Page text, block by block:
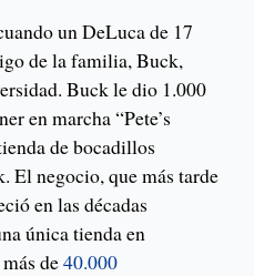
un DeLuca de 17
de la familia, Buck,
Buck le dio 1.000
en marcha “Pete’s
de bocadillos
El negocio, que más tarde
en las décadas
única tienda en
de40.000